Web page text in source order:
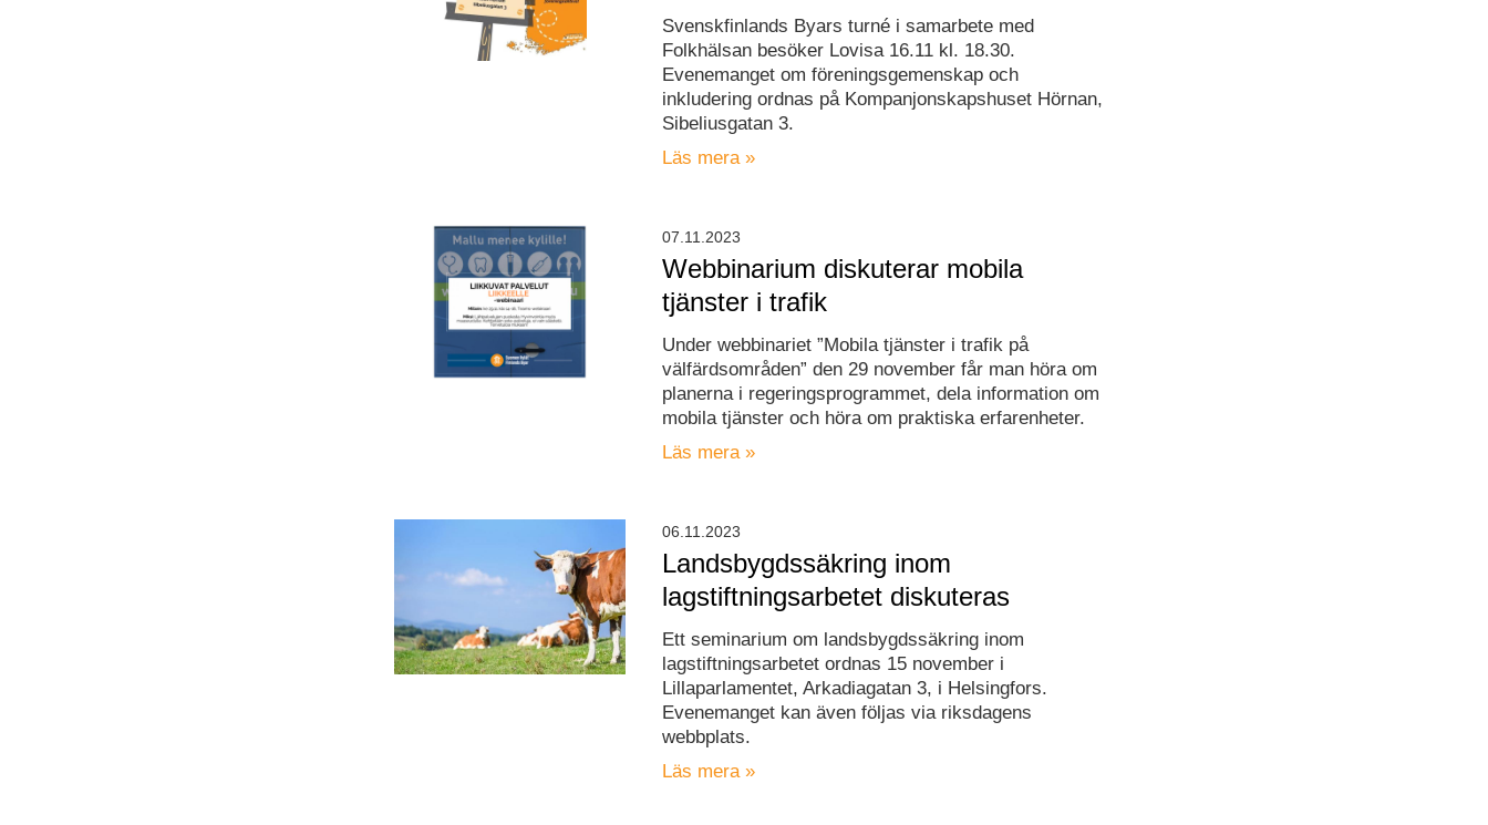
Svenskfinlands Byars turné i samarbete med
Folkhälsan besöker Lovisa 16.11 kl. 18.30.
Evenemanget om föreningsgemenskap och
inkludering ordnas på Kompanjonskapshuset Hörnan,
Sibeliusgatan 3.
Läs mera »
Webbinarium diskuterar mobila
tjänster i trafik
Under webbinariet ”Mobila tjänster i trafik på
välfärdsområden” den 29 november får man höra om
planerna i regeringsprogrammet, dela information om
mobila tjänster och höra om praktiska erfarenheter.
Läs mera »
07.11.2023
Landsbygdssäkring inom
lagstiftningsarbetet diskuteras
Ett seminarium om landsbygdssäkring inom
lagstiftningsarbetet ordnas 15 november i
Lillaparlamentet, Arkadiagatan 3, i Helsingfors.
Evenemanget kan även följas via riksdagens
webbplats.
Läs mera »
06.11.2023